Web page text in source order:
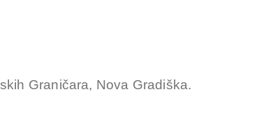
Graničara, Nova Gradiška.